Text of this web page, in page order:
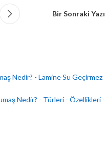
Bir Sonraki Yazı
Nedir? - Lamine Su Geçirmez
Nedir? - Türleri - Özellikleri -